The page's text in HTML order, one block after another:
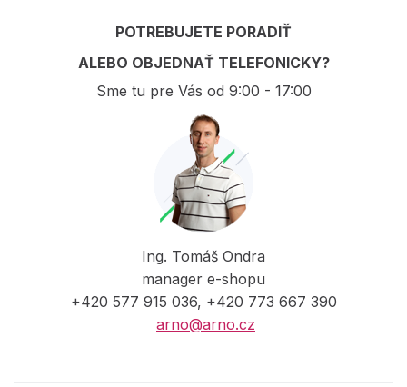
POTREBUJETE PORADIŤ
ALEBO OBJEDNAŤ TELEFONICKY?
Sme tu pre Vás od 9:00 - 17:00
Ing. Tomáš Ondra
manager e-shopu
+420 577 915 036, +420 773 667 390
arno@arno.cz